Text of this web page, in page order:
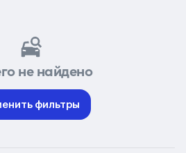
не найдено
фильтры